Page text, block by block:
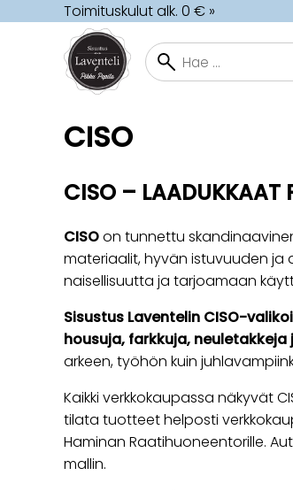
Toimituskulut alk. 0 € »
CISO
CISO – LAADUKKAAT
CISOon tunnettu
materiaalit, hyvän istuvuuden
naisellisuutta ja tarjoamaan
Sisustus Laventelin CISO-
housuja, farkkuja, neuletakkeja
arkeen, työhön kuin
Kaikki verkkokaupassa näkyvät
tilata tuotteet helposti
Haminan Raatihuoneentorille.
mallin.